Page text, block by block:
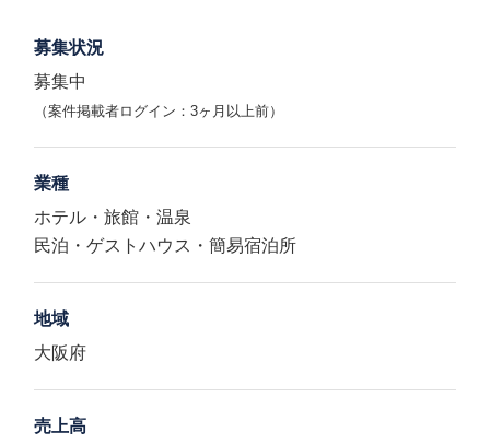
募集状況
募集中
（案件掲載者ログイン：3ヶ月以上前）
業種
ホテル・旅館・温泉
民泊・ゲストハウス・簡易宿泊所
地域
大阪府
売上高